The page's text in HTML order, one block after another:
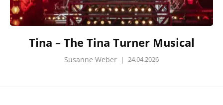
Tina – The Tina Turner Musical
Susanne Weber | 24.04.2026